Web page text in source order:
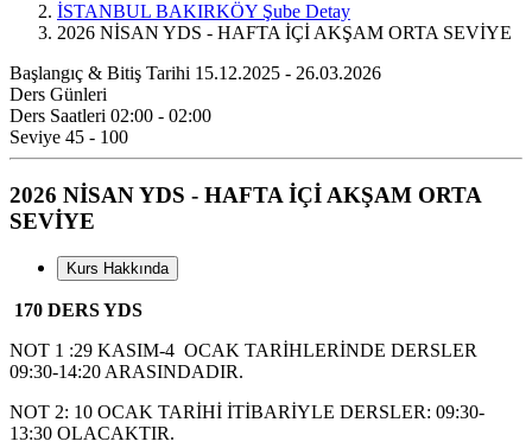
İSTANBUL BAKIRKÖY Şube Detay
2026 NİSAN YDS - HAFTA İÇİ AKŞAM ORTA SEVİYE
Başlangıç & Bitiş Tarihi 15.12.2025 - 26.03.2026
Ders Günleri
Ders Saatleri 02:00 - 02:00
Seviye 45 - 100
2026 NİSAN YDS - HAFTA İÇİ AKŞAM ORTA
SEVİYE
Kurs Hakkında
170 DERS YDS
NOT 1 :29 KASIM-4 OCAK TARİHLERİNDE DERSLER
09:30-14:20 ARASINDADIR.
NOT 2: 10 OCAK TARİHİ İTİBARİYLE DERSLER: 09:30-
13:30 OLACAKTIR.